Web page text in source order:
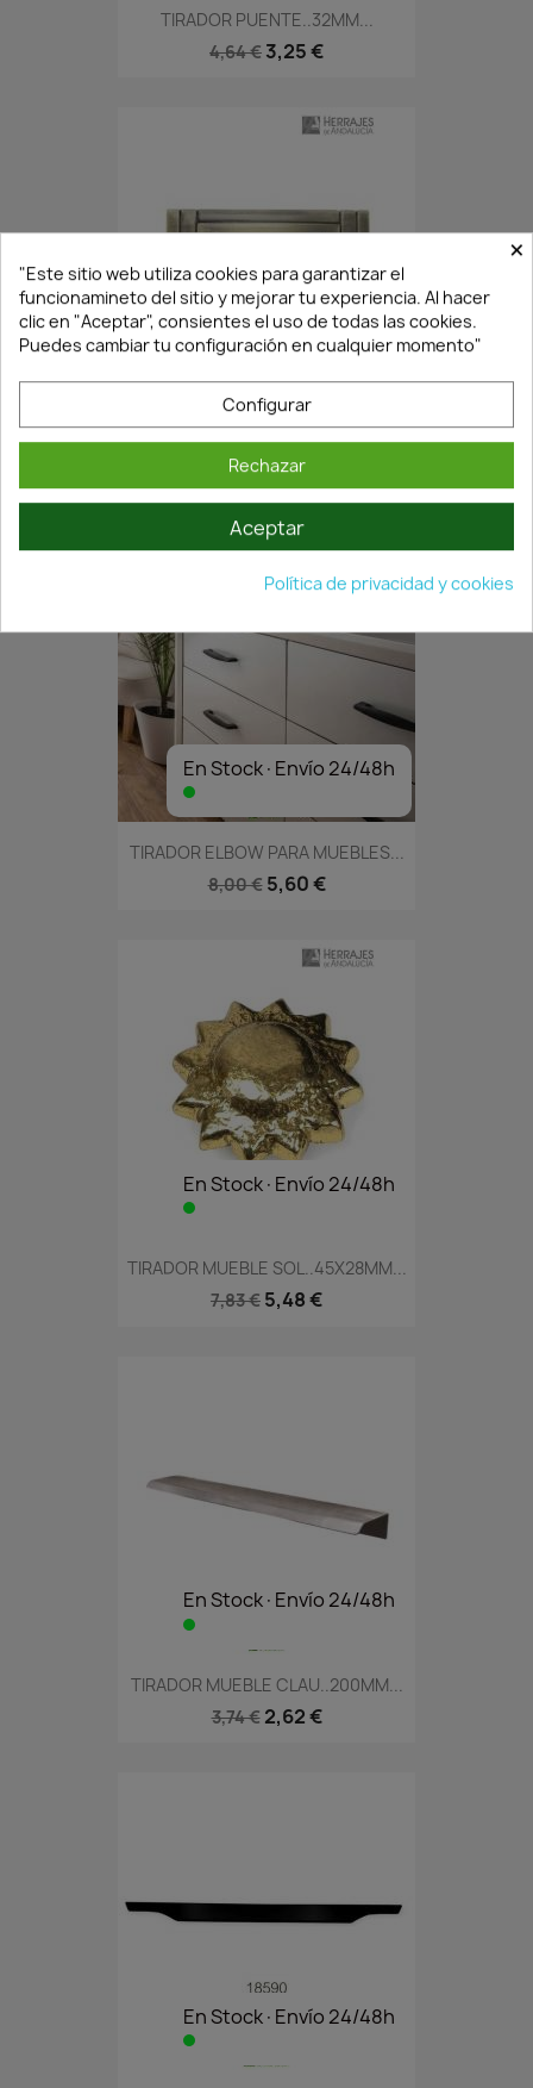
TIRADOR PUENTE..32MM...
4,64 € 3,25 €
En Stock·Envío 24/48h
ASA MESILLA NOCHE..80X35MM...
2,90 €2,03 €
En Stock·Envío 24/48h
TIRADOR ELBOW PARA MUEBLES...
8,00 € 5,60 €
En Stock·Envío 24/48h
TIRADOR MUEBLE SOL..45X28MM...
7,83 € 5,48 €
En Stock·Envío 24/48h
TIRADOR MUEBLE CLAU..200MM...
3,74 € 2,62 €
En Stock·Envío 24/48h
×
"Este sitio web utiliza cookies para garantizar el
funcionamineto del sitio y mejorar tu experiencia. Al hacer
clic en "Aceptar", consientes el uso de todas las cookies.
Puedes cambiar tu configuración en cualquier momento"
Configurar
Rechazar
Aceptar
Política de privacidad y cookies